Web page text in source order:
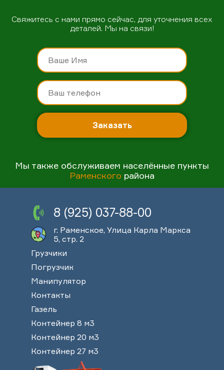
Свяжитесь с нами прямо сейчас, для уточнения всех
деталей. Мы на связи!
Заказать
Мы также обслуживаем населённые пункты
Раменского района
Газель
Контейнер 8 м3
Контейнер 20 м3
Контейнер 27 м3
Грузчики
Погрузчик
Манипулятор
Контакты
8 (925) 037-88-00
г. Раменское, Улица Карла Маркса
5, стр. 2